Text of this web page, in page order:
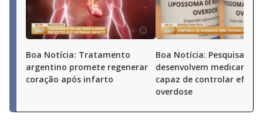
Boa Notícia: Tratamento
argentino promete regenerar
coração após infarto
Boa Notícia:
desenvolvem
capaz de controlar
overdose